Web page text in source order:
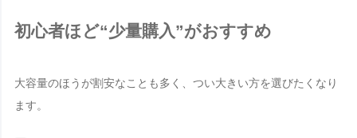
初心者ほど“少量購入”がおすすめ
大容量のほうが割安なことも多く、つい大きい方を選びたくなり
ます。